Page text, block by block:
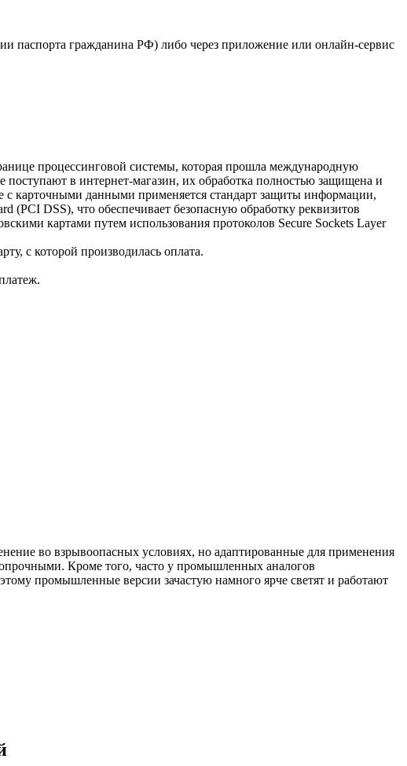
паспорта гражданина РФ) либо через приложение или онлайн-сервис
процессинговой системы, которая прошла международную
в интернет-магазин, их обработка полностью защищена и
с карточными данными применяется стандарт защиты информации,
(PCI DSS), что обеспечивает безопасную обработку реквизитов
картами путем использования протоколов Secure Sockets Layer
с которой производилась оплата.
во взрывоопасных условиях, но адаптированные для применения
Кроме того, часто у промышленных аналогов
промышленные версии зачастую намного ярче светят и работают